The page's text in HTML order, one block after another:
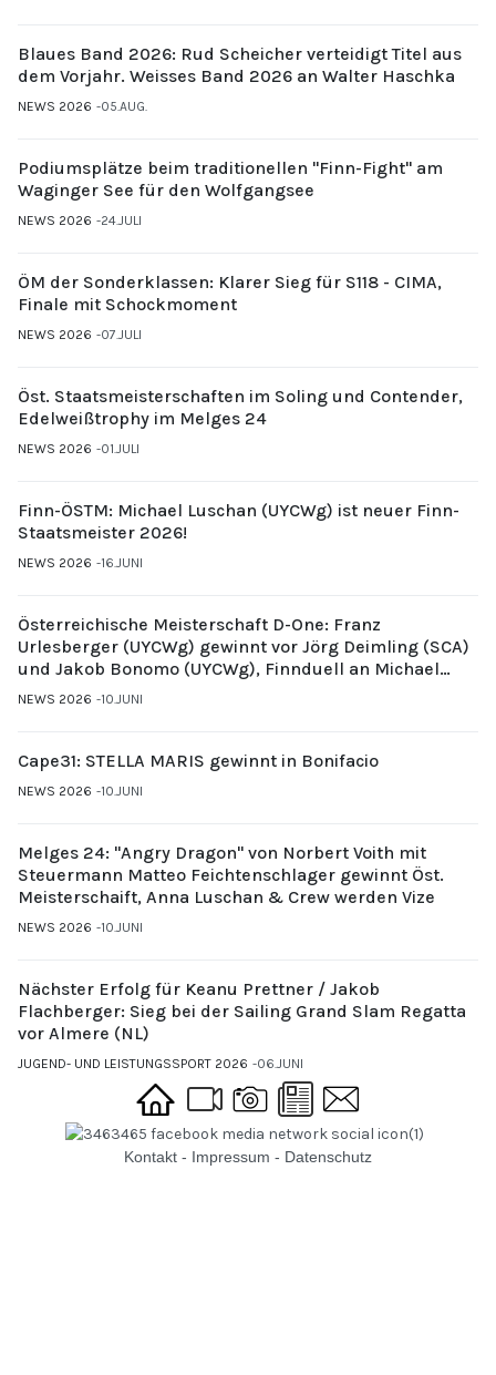
Blaues Band 2026: Rud Scheicher verteidigt Titel aus
dem Vorjahr. Weisses Band 2026 an Walter Haschka
NEWS 2026 05.AUG.
Podiumsplätze beim traditionellen "Finn-Fight" am
Waginger See für den Wolfgangsee
NEWS 2026 24.JULI
ÖM der Sonderklassen: Klarer Sieg für S118 - CIMA,
Finale mit Schockmoment
NEWS 2026 07.JULI
Öst. Staatsmeisterschaften im Soling und Contender,
Edelweißtrophy im Melges 24
NEWS 2026 01.JULI
Finn-ÖSTM: Michael Luschan (UYCWg) ist neuer Finn-
Staatsmeister 2026!
NEWS 2026 16.JUNI
Österreichische Meisterschaft D-One: Franz
Urlesberger (UYCWg) gewinnt vor Jörg Deimling (SCA)
und Jakob Bonomo (UYCWg), Finnduell an Michael
Gubi (UYCMo)
NEWS 2026 10.JUNI
Cape31: STELLA MARIS gewinnt in Bonifacio
NEWS 2026 10.JUNI
Melges 24: "Angry Dragon" von Norbert Voith mit
Steuermann Matteo Feichtenschlager gewinnt Öst.
Meisterschaift, Anna Luschan & Crew werden Vize
NEWS 2026 10.JUNI
Nächster Erfolg für Keanu Prettner / Jakob
Flachberger: Sieg bei der Sailing Grand Slam Regatta
vor Almere (NL)
JUGEND- UND LEISTUNGSSPORT 2026 06.JUNI
Kontakt - Impressum - Datenschutz